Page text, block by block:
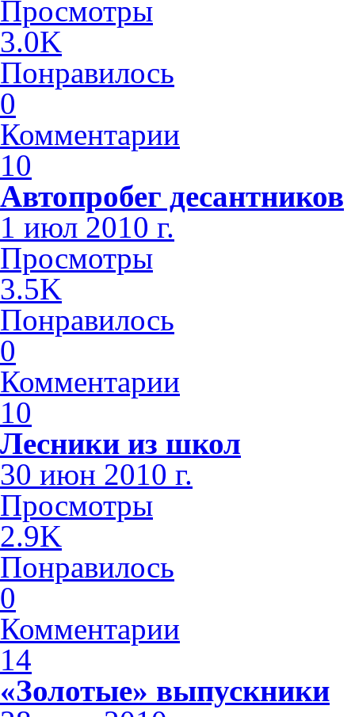
Просмотры
3.0K
Понравилось
0
Комментарии
10
Автопробег десантников
1 июл 2010 г.
Просмотры
3.5K
Понравилось
0
Комментарии
10
Лесники из школ
30 июн 2010 г.
Просмотры
2.9K
Понравилось
0
Комментарии
14
«Золотые» выпускники